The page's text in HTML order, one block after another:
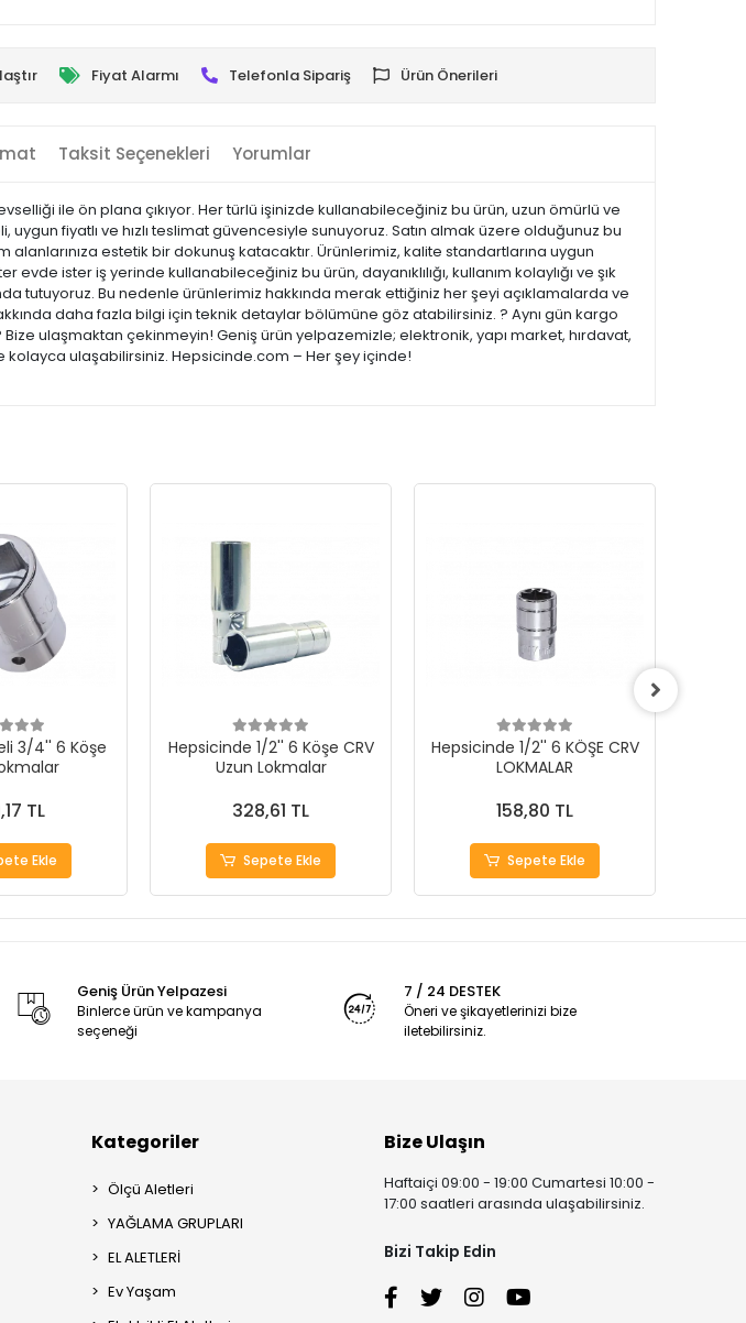
Fiyat Alarmı Telefonla Sipariş Ürün Önerileri
Taksit Seçenekleri Yorumlar
ile ön plana çıkıyor. Her türlü işinizde kullanabileceğiniz bu ürün, uzun ömürlü ve
fiyatlı ve hızlı teslimat güvencesiyle sunuyoruz. Satın almak üzere olduğunuz bu
estetik bir dokunuş katacaktır. Ürünlerimiz, kalite standartlarına uygun
ister iş yerinde kullanabileceğiniz bu ürün, dayanıklılığı, kullanım kolaylığı ve şık
tutuyoruz. Bu nedenle ürünlerimiz hakkında merak ettiğiniz her şeyi açıklamalarda ve
daha fazla bilgi için teknik detaylar bölümüne göz atabilirsiniz. ? Aynı gün kargo
Bize ulaşmaktan çekinmeyin! Geniş ürün yelpazemizle; elektronik, yapı market, hırdavat,
kolayca ulaşabilirsiniz. Hepsicinde.com – Her şey içinde!
3/4'' 6 Köşe
TL
Ekle
Hepsicinde 1/2'' 6 Köşe CRV
Uzun Lokmalar
328,61 TL
Sepete Ekle
Hepsicinde 1/2'' 6 KÖŞE CRV
LOKMALAR
158,80 TL
Sepete Ekle
Geniş Ürün Yelpazesi
Binlerce ürün ve kampanya
seçeneği
7 / 24 DESTEK
Öneri ve şikayetlerinizi bize
iletebilirsiniz.
Kategoriler
Ölçü Aletleri
YAĞLAMA GRUPLARI
EL ALETLERİ
Ev Yaşam
Bize Ulaşın
Haftaiçi 09:00 - 19:00 Cumartesi 10:00 -
17:00 saatleri arasında ulaşabilirsiniz.
Bizi Takip Edin